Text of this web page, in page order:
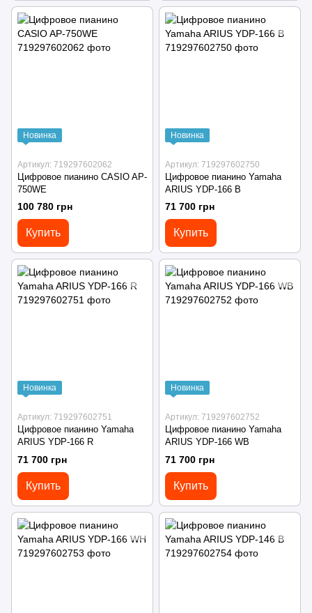
Новинка
Артикул: 719297602062
Цифровое пианино CASIO AP-
750WE
100 780 грн
Купить
Новинка
Артикул: 719297602750
Цифровое пианино Yamaha
ARIUS YDP-166 B
71 700 грн
Купить
Новинка
Артикул: 719297602751
Цифровое пианино Yamaha
ARIUS YDP-166 R
71 700 грн
Купить
Новинка
Артикул: 719297602752
Цифровое пианино Yamaha
ARIUS YDP-166 WB
71 700 грн
Купить